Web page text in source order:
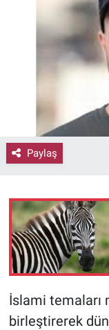
Paylaş
İslami temaları
birleştirerek